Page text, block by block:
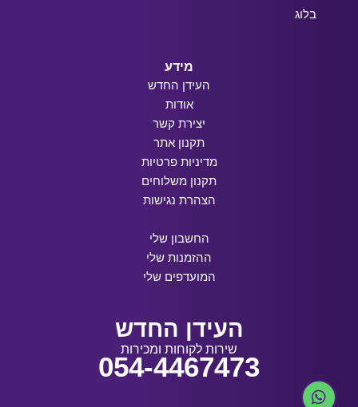
בלוג
מידע
העידן החדש
אודות
יצירת קשר
תקנון אתר
מדיניות פרטיות
תקנון משלוחים
הצהרת נגישות
החשבון שלי
ההזמנות שלי
המועדפים שלי
העידן החדש
שירות לקוחות ומכירות
054-4467473